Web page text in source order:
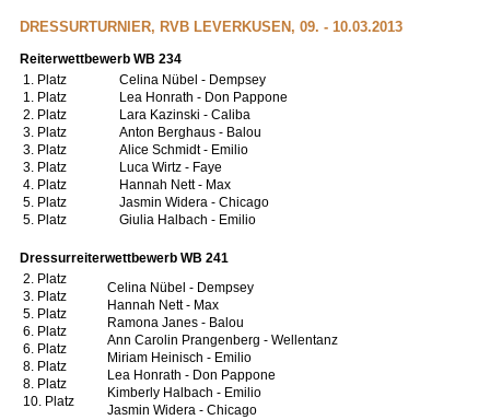
DRESSURTURNIER, RVB LEVERKUSEN, 09. - 10.03.2013
Reiterwettbewerb WB 234
1. Platz
1. Platz
2. Platz
3. Platz
3. Platz
3. Platz
4. Platz
5. Platz
5. Platz
Celina Nübel - Dempsey
Lea Honrath - Don Pappone
Lara Kazinski - Caliba
Anton Berghaus - Balou
Alice Schmidt - Emilio
Luca Wirtz - Faye
Hannah Nett - Max
Jasmin Widera - Chicago
Giulia Halbach - Emilio
Dressurreiterwettbewerb WB 241
2. Platz
3. Platz
5. Platz
6. Platz
6. Platz
8. Platz
8. Platz
10. Platz
Celina Nübel - Dempsey
Hannah Nett - Max
Ramona Janes - Balou
Ann Carolin Prangenberg - Wellentanz
Miriam Heinisch - Emilio
Lea Honrath - Don Pappone
Kimberly Halbach - Emilio
Jasmin Widera - Chicago